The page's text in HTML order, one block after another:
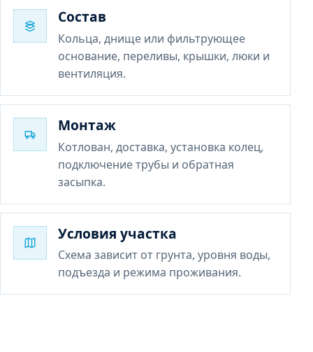
Состав
Кольца, днище или фильтрующее
основание, переливы, крышки, люки и
вентиляция.
Монтаж
Котлован, доставка, установка колец,
подключение трубы и обратная
засыпка.
Условия участка
Схема зависит от грунта, уровня воды,
подъезда и режима проживания.